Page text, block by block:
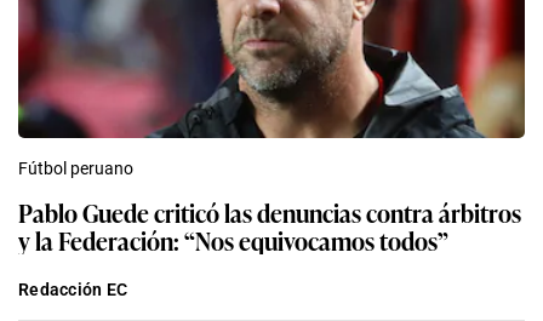
Fútbol peruano
Pablo Guede criticó las denuncias contra árbitros
y la Federación: “Nos equivocamos todos”
Redacción EC